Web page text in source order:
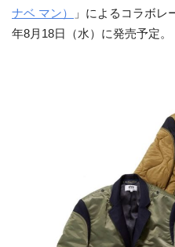
ナベ マン）
」によるコラボレ
年8月18日（水）に発売予定。